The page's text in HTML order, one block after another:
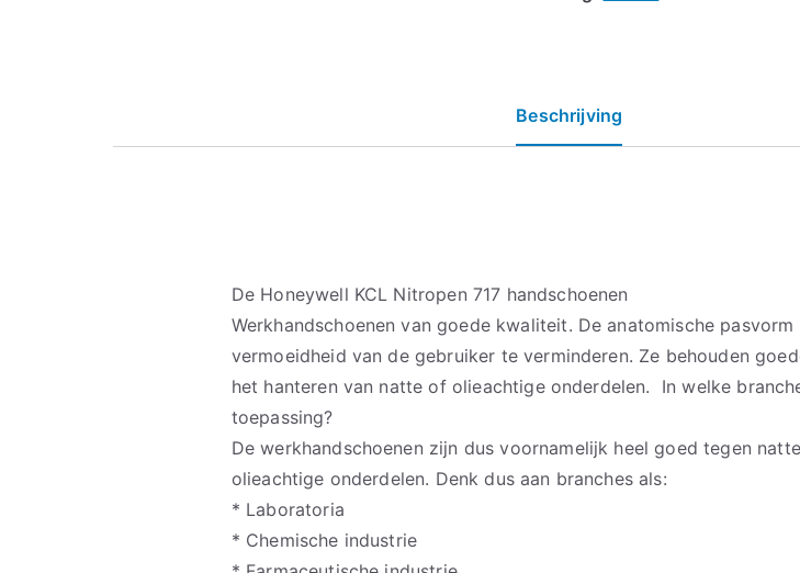
Beschrijving
De Honeywell KCL Nitropen 717 handschoenen
Werkhandschoenen van goede kwaliteit. De anatomische pasvorm
vermoeidheid van de gebruiker te verminderen. Ze behouden
het hanteren van natte of olieachtige onderdelen. In welke
toepassing?
De werkhandschoenen zijn dus voornamelijk heel goed tegen
olieachtige onderdelen. Denk dus aan branches als:
* Laboratoria
* Chemische industrie